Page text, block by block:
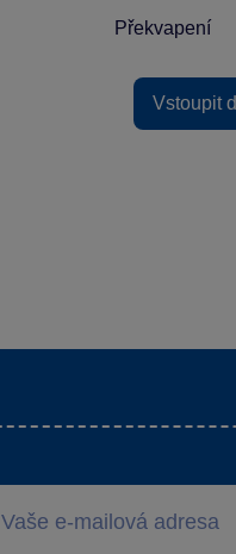
Překvapení
Vstoupit